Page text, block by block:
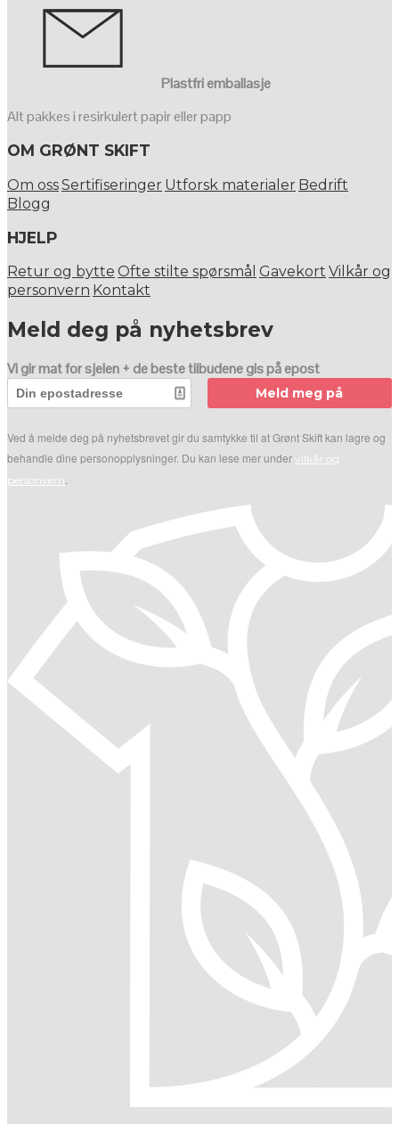
Plastfri emballasje
Alt pakkes i resirkulert papir eller papp
OM GRØNT SKIFT
Om ossSertifiseringer Utforsk materialer Bedrift
Blogg
HJELP
Retur og bytte Ofte stilte spørsmål Gavekort Vilkår og
personvern Kontakt
Meld deg på nyhetsbrev
Vi gir mat for sjelen + de beste tilbudene gis på epost
Meld meg på
Ved å melde deg på nyhetsbrevet gir du samtykke til at Grønt Skift kan lagre og
behandle dine personopplysninger. Du kan lese mer under vilkår og
personvern